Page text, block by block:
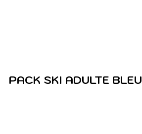
PACK SKI ADULTE BLEU